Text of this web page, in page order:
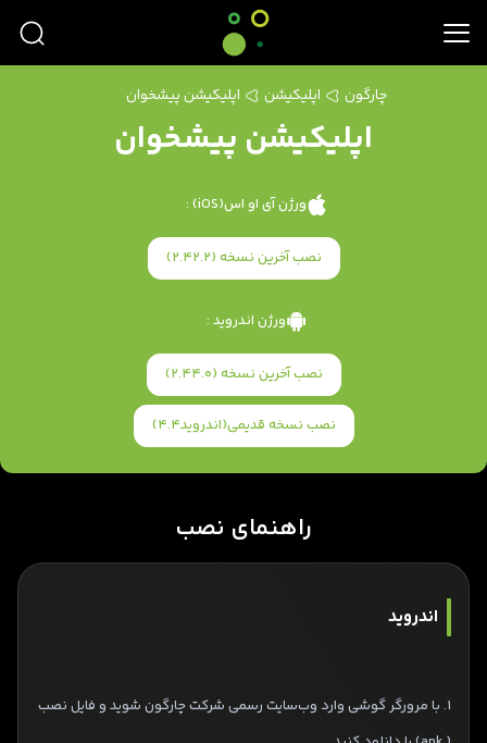
چارگون اپلیکیشن اپلیکیشن پیشخوان
اپلیکیشن پیشخوان
ورژن آی او اس(iOS) :
نصب آخرین نسخه (2.42.2)
ورژن اندروید :
نصب آخرین نسخه (2.44.0)
نصب نسخه قدیمی(اندروید4.4)
راهنمای نصب
اندروید
1. با مرورگر گوشی وارد وب‌سایت رسمی شرکت چارگون شوید و فایل نصب